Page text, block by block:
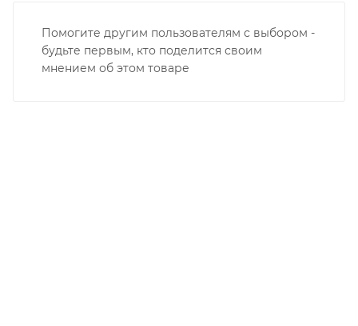
Помогите другим пользователям с выбором -
будьте первым, кто поделится своим
мнением об этом товаре